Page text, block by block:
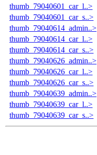
thumb_79040601_car_l..>
thumb_79040601_car_s..>
thumb_79040614_admin..>
thumb_79040614_car_l..>
thumb_79040614_car_s..>
thumb_79040626_admin..>
thumb_79040626_car_l..>
thumb_79040626_car_s..>
thumb_79040639_admin..>
thumb_79040639_car_l..>
thumb_79040639_car_s..>